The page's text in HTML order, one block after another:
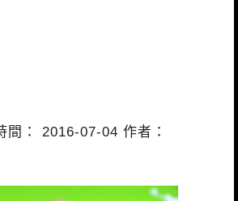
間： 2016-07-04 作者：